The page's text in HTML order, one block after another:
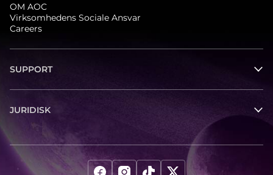
OM AOC
Virksomhedens Sociale Ansvar
Careers
SUPPORT
JURIDISK